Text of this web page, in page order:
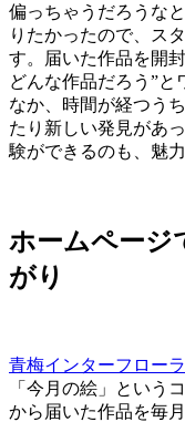
偏っちゃうだろうな
りたかったので、ス
す。届いた作品を開
どんな作品だろう”と
なか、時間が経つう
たり新しい発見があ
験ができるのも、魅
ホームページ
がり
青梅インターフロー
「今月の絵」という
から届いた作品を毎